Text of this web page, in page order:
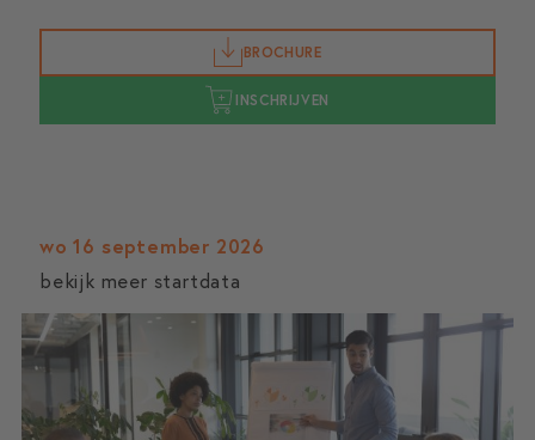
BROCHURE
INSCHRIJVEN
wo 16 september 2026
bekijk meer startdata